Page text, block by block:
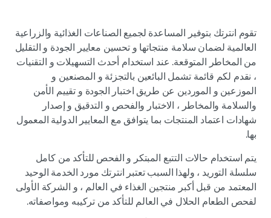
تقوم انترتك بتوفير المساعدة لجميع الصناعات الغذائية والزراعية
العالمية لضمان سلامة منتجاتها و تحسين معايير الجودة و التقليل
من المخاطر المتوقعة. عند استخدام أحدث التسهيلات و التقنيات
، نقدم لكم قائمة تشمل البائعين بالتجزئة و المصنعين و
الموزعين و الموردين عن طريق اختبار الجودة و تقييم الأمن
والسلامة والمخاطر ، الاختبار والفحص و التدقيق و إصدار
شهادات اعتماد المنتجات بما يتوافق مع المعايير الدولية المعمول
بها.
يتم استخدام حالات التتبع المبتكر و الفحص للتأكد من كامل
سلسلة التوريد ، ولهذا السبب تعتبر انترتك مورد الخدمة الوحيد
المعتمد من قبل أكبر منتجين الغذاء في العالم ، و الشركة الأولى
لفحص الطعام الحلال في العالم للتأكد من تركيبه ومواصفاته.